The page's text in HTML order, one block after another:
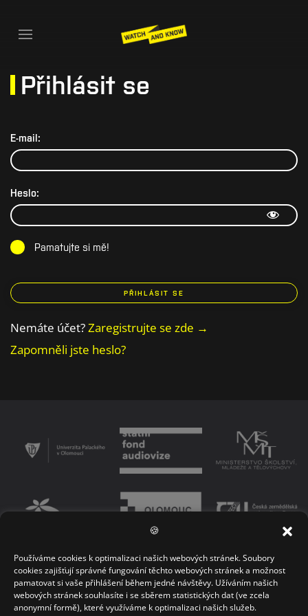
🍪
Používáme cookies k optimalizaci našich webových stránek. Soubory
cookies zajišťují správné fungování těchto webových stránek a možnost
pamatovat si vaše přihlášení během jedné návštěvy. Užíváním našich
webových stránek souhlasíte i se sběrem statistických dat (ve zcela
anonymní formě), které využíváme k optimalizaci našich služeb.
Přihlásit se
E-mail:
Heslo:
Pamatujte si mě!
Nemáte účet?Zaregistrujte se zde →
Zapomněli jste heslo?
PODMÍNKY UŽÍVÁNÍ PLATFORMY ZÁSADY OCHRANY OSOBNÍCH ÚDAJŮ
KONTAKT